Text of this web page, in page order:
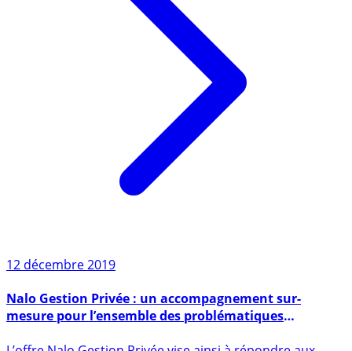
12 décembre 2019
mesure pour l’ensemble des problématiques